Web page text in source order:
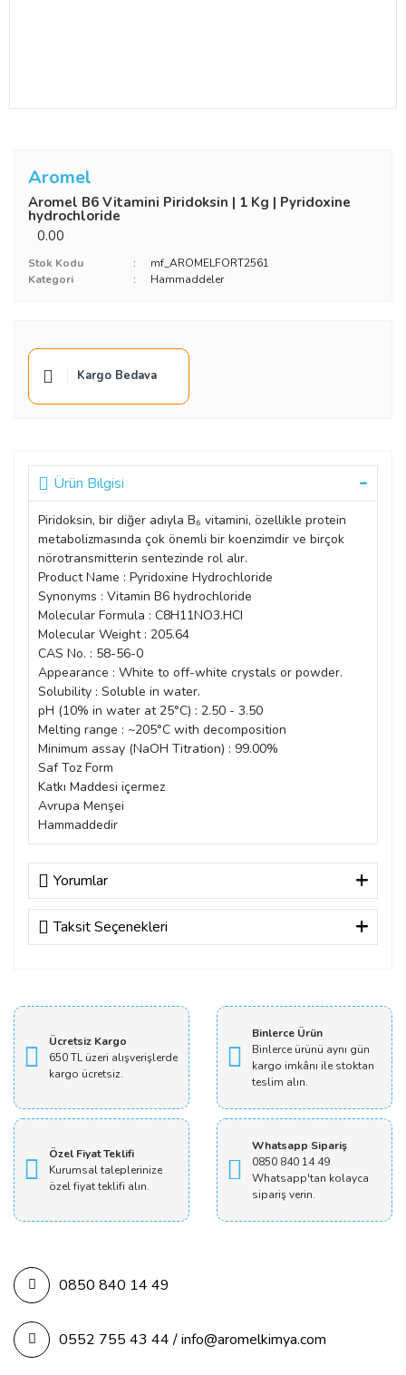
Aromel
Aromel B6 Vitamini Piridoksin | 1 Kg | Pyridoxine
hydrochloride
0.00
Stok Kodu
mf_AROMELFORT2561
Kategori
Hammaddeler
Kargo Bedava
Ürün Bilgisi
Piridoksin, bir diğer adıyla B₆ vitamini, özellikle protein
metabolizmasında çok önemli bir koenzimdir ve birçok
nörotransmitterin sentezinde rol alır.
Product Name : Pyridoxine Hydrochloride
Synonyms : Vitamin B6 hydrochloride
Molecular Formula : C8H11NO3.HCI
Molecular Weight : 205.64
CAS No. : 58-56-0
Appearance : White to off-white crystals or powder.
Solubility : Soluble in water.
pH (10% in water at 25°C) : 2.50 - 3.50
Melting range : ~205°C with decomposition
Minimum assay (NaOH Titration) : 99.00%
Saf Toz Form
Katkı Maddesi içermez
Avrupa Menşei
Hammaddedir
Yorumlar
Bu ürüne ilk yorumu siz yapın!
Taksit Seçenekleri
Ücretsiz Kargo
650 TL üzeri alışverişlerde
kargo ücretsiz.
Binlerce Ürün
Binlerce ürünü aynı gün
kargo imkânı ile stoktan
teslim alın.
Özel Fiyat Teklifi
Kurumsal taleplerinize
özel fiyat teklifi alın.
Whatsapp Sipariş
0850 840 14 49
Whatsapp'tan kolayca
sipariş verin.
0850 840 14 49
0552 755 43 44 / info@aromelkimya.com